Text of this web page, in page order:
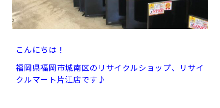
こんにちは！
福岡県福岡市城南区のリサイクルショップ、リサイ
クルマート片江店です♪